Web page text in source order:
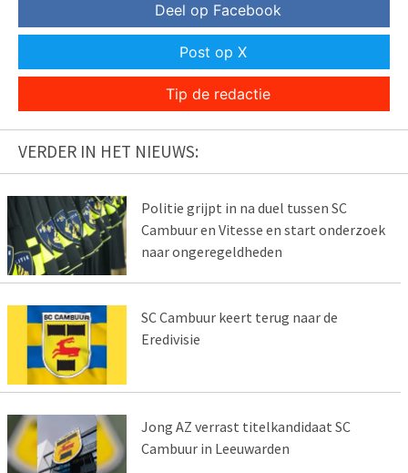
Deel op Facebook
Post op X
Tip de redactie
VERDER IN HET NIEUWS:
Politie grijpt in na duel tussen SC
Cambuur en Vitesse en start onderzoek
naar ongeregeldheden
SC Cambuur keert terug naar de
Eredivisie
Jong AZ verrast titelkandidaat SC
Cambuur in Leeuwarden